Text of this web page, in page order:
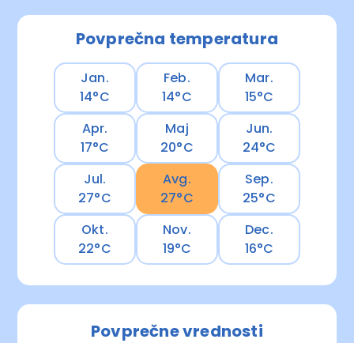
Povprečna temperatura
Jan.
14°C
Feb.
14°C
Mar.
15°C
Apr.
17°C
Maj
20°C
Jun.
24°C
Jul.
27°C
Avg.
27°C
Sep.
25°C
Okt.
22°C
Nov.
19°C
Dec.
16°C
Povprečne vrednosti